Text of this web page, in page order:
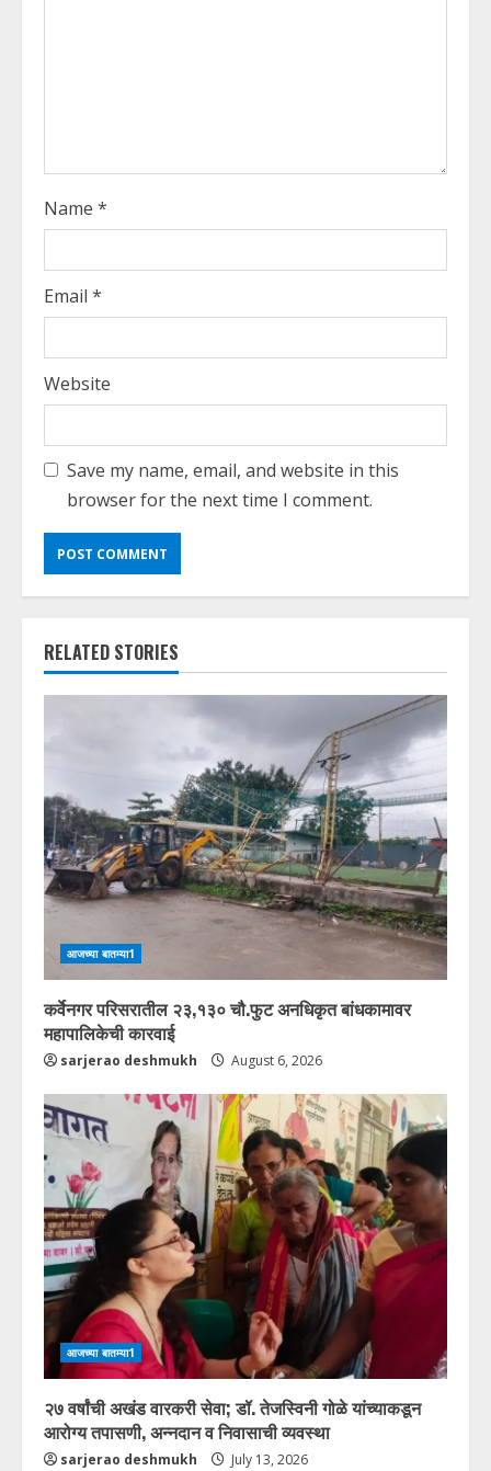
Name *
Email *
Website
Save my name, email, and website in this
browser for the next time I comment.
RELATED STORIES
आजच्या बातम्या1
कर्वेनगर परिसरातील २३,१३० चौ.फुट अनधिकृत बांधकामावर
महापालिकेची कारवाई
sarjerao deshmukh August 6, 2026
आजच्या बातम्या1
२७ वर्षांची अखंड वारकरी सेवा; डॉ. तेजस्विनी गोळे यांच्याकडून
आरोग्य तपासणी, अन्नदान व निवासाची व्यवस्था
sarjerao deshmukh July 13, 2026